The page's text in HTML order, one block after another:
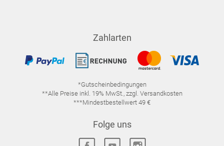
Zahlarten
*Gutscheinbedingungen
**Alle Preise inkl. 19% MwSt., zzgl. Versandkosten
***Mindestbestellwert 49 €
Folge uns